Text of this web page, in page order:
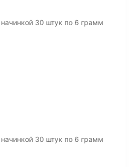
30 штук по 6 грамм
30 штук по 6 грамм